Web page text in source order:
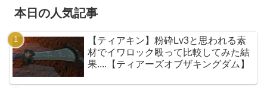
本日の人気記事
【ティアキン】粉砕Lv3と思われる素
材でイワロック殴って比較してみた結
果....【ティアーズオブザキングダム】